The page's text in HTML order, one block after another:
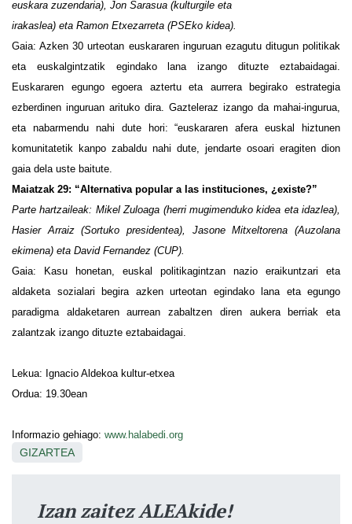
euskara zuzendaria), Jon Sarasua (kulturgile eta
irakaslea) eta Ramon Etxezarreta (PSEko kidea).
Gaia: Azken 30 urteotan euskararen inguruan ezagutu ditugun politikak
eta euskalgintzatik egindako lana izango dituzte eztabaidagai.
Euskararen egungo egoera aztertu eta aurrera begirako estrategia
ezberdinen inguruan arituko dira. Gazteleraz izango da mahai-ingurua,
eta nabarmendu nahi dute hori: “euskararen afera euskal hiztunen
komunitatetik kanpo zabaldu nahi dute, jendarte osoari eragiten dion
gaia dela uste baitute.
Maiatzak 29: “Alternativa popular a las instituciones, ¿existe?”
Parte hartzaileak: Mikel Zuloaga (herri mugimenduko kidea eta idazlea),
Hasier Arraiz (Sortuko presidentea), Jasone Mitxeltorena (Auzolana
ekimena) eta David Fernandez (CUP).
Gaia: Kasu honetan, euskal politikagintzan nazio eraikuntzari eta
aldaketa sozialari begira azken urteotan egindako lana eta egungo
paradigma aldaketaren aurrean zabaltzen diren aukera berriak eta
zalantzak izango dituzte eztabaidagai.
Lekua: Ignacio Aldekoa kultur-etxea
Ordua: 19.30ean
Informazio gehiago: www.halabedi.org
GIZARTEA
Izan zaitez ALEAkide!